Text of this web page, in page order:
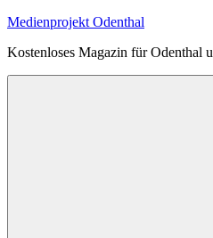
Zum
springen
Medienprojekt Odenthal
Kostenloses Magazin für Odenthal